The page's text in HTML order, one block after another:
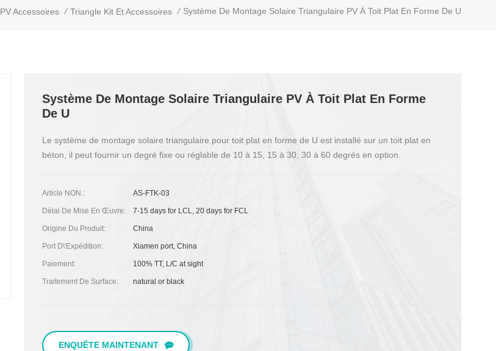
PV Accessoires / Triangle Kit Et Accessoires / Système De Montage Solaire Triangulaire PV À Toit Plat En Forme De U
Système De Montage Solaire Triangulaire PV À Toit Plat En Forme
De U
Le système de montage solaire triangulaire pour toit plat en forme de U est installé sur un toit plat en
béton, il peut fournir un degré fixe ou réglable de 10 à 15, 15 à 30, 30 à 60 degrés en option.
Article NON.: AS-FTK-03
Délai De Mise En Œuvre: 7-15 days for LCL, 20 days for FCL
Origine Du Produit: China
Port D\'expédition: Xiamen port, China
Paiement: 100% TT, L/C at sight
Traitement De Surface: natural or black
ENQUÊTE MAINTENANT